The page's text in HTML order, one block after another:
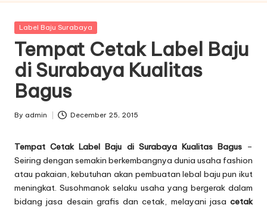
Posted
Label Baju Surabaya
Tempat Cetak Label Baju
di Surabaya Kualitas
Bagus
Posted
By admin December 25, 2015
Tempat Cetak Label Baju di Surabaya Kualitas Bagus–
Seiring dengan semakin berkembangnya dunia usaha fashion
atau pakaian, kebutuhan akan pembuatanlebal baju pun ikut
meningkat. Susohmanok selaku usaha yang bergerak dalam
bidang jasa desain grafis dan cetak, melayani jasa cetak